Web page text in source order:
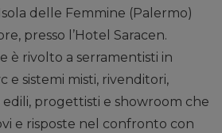
Isola delle Femmine (Palermo)
presso l’Hotel Saracen.
è rivolto a serramentisti in
e sistemi misti, rivenditori,
progettisti e showroom che
e risposte nel confronto con